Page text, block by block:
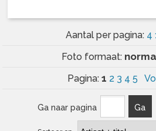
Aantal per pagina: 4
Foto formaat:
Pagina: 1 2 3 4 5
Ga naar pagina Ga